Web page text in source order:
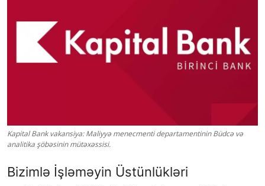
Kapital Bank vakansiya: Maliyyə menecmenti departamentinin Büdcə və
analitika şöbəsinin mütəxəssisi.
Bizimlə İşləməyin Üstünlükləri